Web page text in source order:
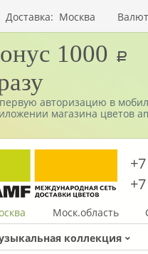
1000 a
авторизацию в
магазина цветов
Доставка: Москва
Моск.область
коллекция